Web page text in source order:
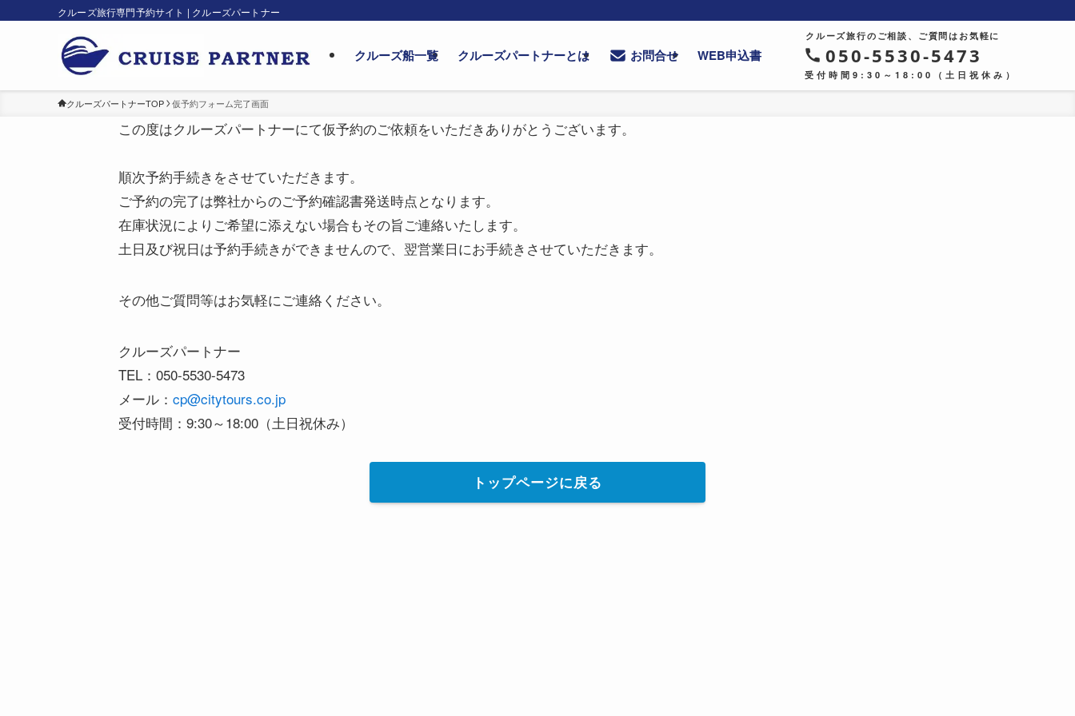
クルーズ旅行専門予約サイト | クルーズパートナー
クルーズ船一覧 クルーズパートナーとは お問合せ WEB申込書
クルーズ旅行のご相談、ご質問はお気軽に
050-5530-5473
受付時間9:30～18:00（土日祝休み）
クルーズパートナーTOP 仮予約フォーム完了画面
この度はクルーズパートナーにて仮予約のご依頼をいただきありがとうございます。
順次予約手続きをさせていただきます。
ご予約の完了は弊社からのご予約確認書発送時点となります。
在庫状況によりご希望に添えない場合もその旨ご連絡いたします。
土日及び祝日は予約手続きができませんので、翌営業日にお手続きさせていただきます。
その他ご質問等はお気軽にご連絡ください。
クルーズパートナー
TEL：050-5530-5473
メール： cp@citytours.co.jp
受付時間：9:30～18:00（土日祝休み）
トップページに戻る